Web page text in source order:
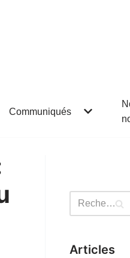
Communiqués
Articles